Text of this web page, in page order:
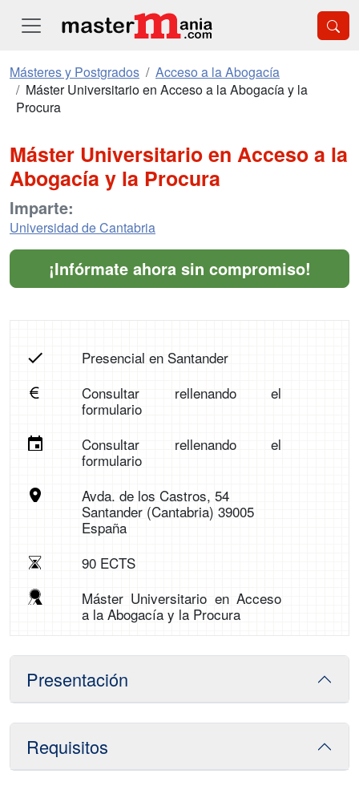
Másteres y Postgrados
Acceso a la Abogacía
Máster Universitario en Acceso a la Abogacía y la
Procura
Máster Universitario en Acceso a la
Abogacía y la Procura
Imparte:
Universidad de Cantabria
¡Infórmate ahora sin compromiso!
Presencial en Santander
Consultar rellenando el
formulario
Consultar rellenando el
formulario
Avda. de los Castros, 54
Santander (Cantabria) 39005
España
90 ECTS
Máster Universitario en Acceso
a la Abogacía y la Procura
Presentación
Requisitos